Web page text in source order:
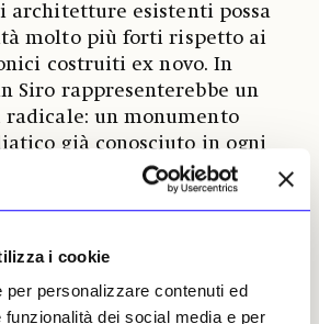
i cookie
personalizzare contenuti ed
dei social media e per
architetture esistenti possa
molto più forti rispetto ai
costruiti ex novo. In
Siro rappresenterebbe un
radicale: un monumento
già conosciuto in ogni
del genere. Se il
di un flusso